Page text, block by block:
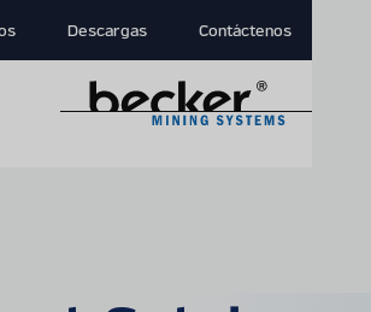
Descargas Contáctenos